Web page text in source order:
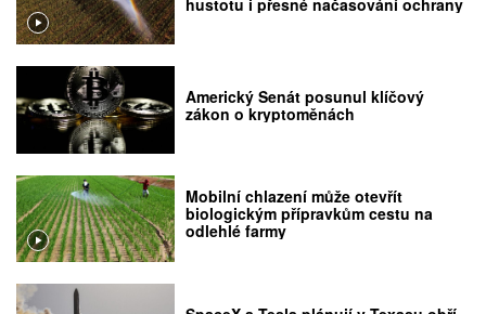
hustotu i přesné načasování ochrany
Americký Senát posunul klíčový
zákon o kryptoměnách
Mobilní chlazení může otevřít
biologickým přípravkům cestu na
odlehlé farmy